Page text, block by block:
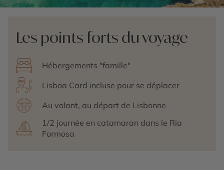
Les points forts du voyage
Hébergements "famille"
Lisboa Card incluse pour se déplacer
Au volant, au départ de Lisbonne
1/2 journée en catamaran dans le Ria
Formosa